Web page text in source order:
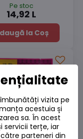
Pe stoc
14,92 L
la Coș
vizita pe
acestuia și
sa. În acest
servicii terțe, iar
parteneri din